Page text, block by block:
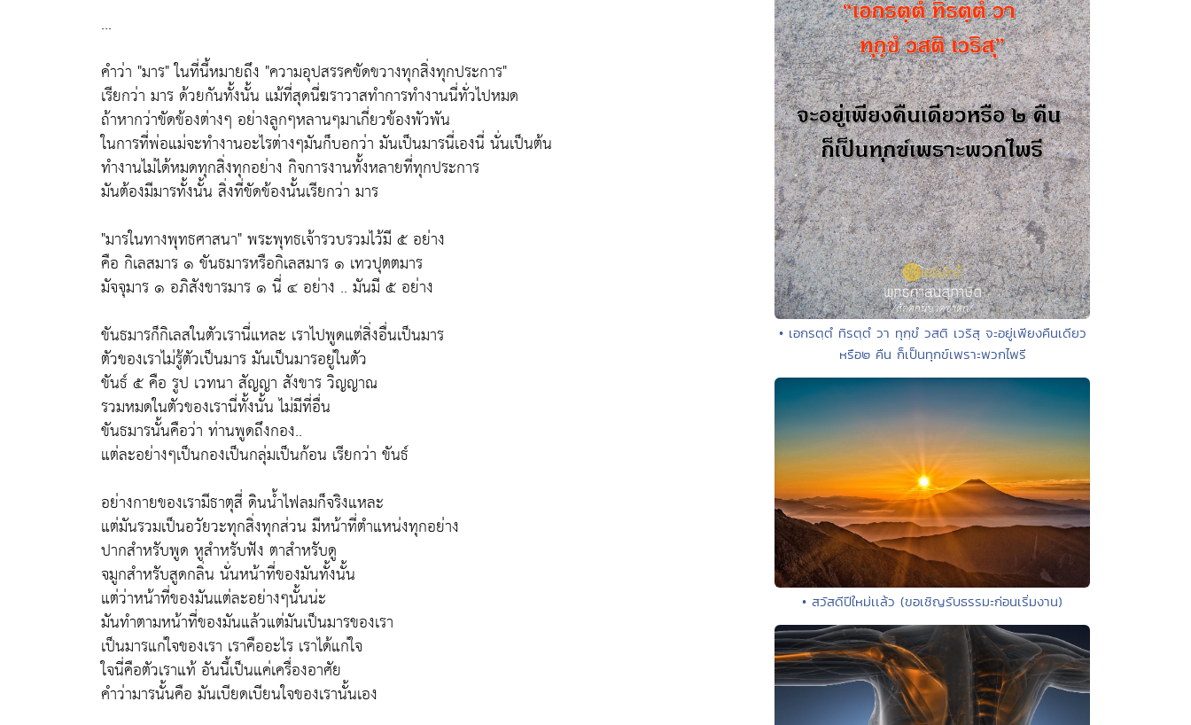
...
คำว่า "มาร" ในที่นี้หมายถึง "ความอุปสรรคขัดขวางทุกสิ่งทุกประการ"
เรียกว่า มาร ด้วยกันทั้งนั้น แม้ที่สุดนี่ฆราวาสทำการทำงานนี่ทั่วไปหมด
ถ้าหากว่าขัดข้องต่างๆ อย่างลูกๆหลานๆมาเกี่ยวข้องพัวพัน
ในการที่พ่อแม่จะทำงานอะไรต่างๆมันก็บอกว่า มันเป็นมารนี่เองนี่ นั่นเป็นต้น
ทำงานไม่ได้หมดทุกสิ่งทุกอย่าง กิจการงานทั้งหลายที่ทุกประการ
มันต้องมีมารทั้งนั้น สิ่งที่ขัดข้องนั้นเรียกว่า มาร
"มารในทางพุทธศาสนา" พระพุทธเจ้ารวบรวมไว้มี ๕ อย่าง
คือ กิเลสมาร ๑ ขันธมารหรือกิเลสมาร ๑ เทวปุตตมาร
มัจจุมาร ๑ อภิสังขารมาร ๑ นี่ ๔ อย่าง .. มันมี ๕ อย่าง
ขันธมารก็กิเลสในตัวเรานี่แหละ เราไปพูดแต่สิ่งอื่นเป็นมาร
ตัวของเราไม่รู้ตัวเป็นมาร มันเป็นมารอยู่ในตัว
ขันธ์ ๕ คือ รูป เวทนา สัญญา สังขาร วิญญาณ
รวมหมดในตัวของเรานี่ทั้งนั้น ไม่มีที่อื่น
ขันธมารนั้นคือว่า ท่านพูดถึงกอง..
แต่ละอย่างๆเป็นกองเป็นกลุ่มเป็นก้อน เรียกว่า ขันธ์
อย่างกายของเรามีธาตุสี่ ดินน้ำไฟลมก็จริงแหละ
แต่มันรวมเป็นอวัยวะทุกสิ่งทุกส่วน มีหน้าที่ตำแหน่งทุกอย่าง
ปากสำหรับพูด หูสำหรับฟัง ตาสำหรับดู
จมูกสำหรับสูดกลิ่น นั่นหน้าที่ของมันทั้งนั้น
แต่ว่าหน้าที่ของมันแต่ละอย่างๆนั้นน่ะ
มันทำตามหน้าที่ของมันแล้วแต่มันเป็นมารของเรา
เป็นมารแก่ใจของเรา เราคืออะไร เราได้แก่ใจ
ใจนี่คือตัวเราแท้ อันนี้เป็นแค่เครื่องอาศัย
คำว่ามารนั้นคือ มันเบียดเบียนใจของเรานั้นเอง
• เอกรตฺตํ ทิรตฺตํ วา ทุกฺขํ วสติ เวริสุ จะอยู่เพียงคืนเดียว
หรือ๒ คืน ก็เป็นทุกข์เพราะพวกไพรี
• สวัสดีปีใหม่เเล้ว (ขอเชิญรับธรรมะก่อนเริ่มงาน)